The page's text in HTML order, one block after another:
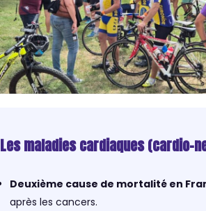
Les maladies cardiaques (cardio-
Deuxième cause de mortalité en
après les cancers.